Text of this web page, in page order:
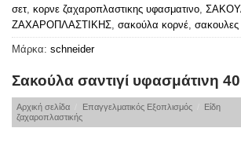
σετ κορνε ζαχαροπλαστικης υφασματινο
ΖΑΧΑΡΟΠΛΑΣΤΙΚΗΣ σακούλα κορνέ σακουλες
Μάρκα: schneider
Σακούλα σαντιγί υφασμάτινη
Αρχική σελίδα Επαγγελματικός Εξοπλισμός
Είδη
ζαχαροπλαστικής